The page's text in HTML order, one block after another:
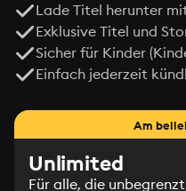
Lade Titel herunter
Exklusive Titel und
Sicher für Kinder
Einfach jederzeit
Am
Unlimited
Für alle, die